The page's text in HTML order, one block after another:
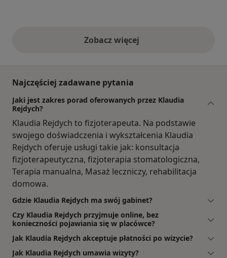
Zobacz więcejopinie powyżej
Najczęściej zadawane pytania
Jaki jest zakres porad oferowanych przez Klaudia
Rejdych?
Klaudia Rejdych to fizjoterapeuta. Na podstawie
swojego doświadczenia i wykształcenia Klaudia
Rejdych oferuje usługi takie jak: konsultacja
fizjoterapeutyczna, fizjoterapia stomatologiczna,
Terapia manualna, Masaż leczniczy, rehabilitacja
domowa.
Gdzie Klaudia Rejdych ma swój gabinet?
Czy Klaudia Rejdych przyjmuje online, bez
konieczności pojawiania się w placówce?
Jak Klaudia Rejdych akceptuje płatności po wizycie?
Jak Klaudia Rejdych umawia wizyty?